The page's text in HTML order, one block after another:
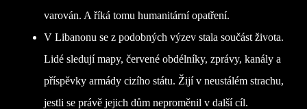
varován. A říká tomu humanitární opatření.
V Libanonu se z podobných výzev stala součást života.
Lidé sledují mapy, červené obdélníky, zprávy, kanály a
příspěvky armády cizího státu. Žijí v neustálém strachu,
jestli se právě jejich dům neproměnil v další cíl.